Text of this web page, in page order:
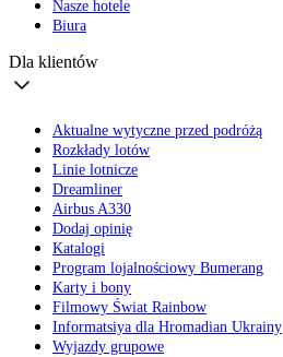
Nasze hotele
Biura
Dla klientów
Aktualne wytyczne przed podróżą
Rozkłady lotów
Linie lotnicze
Dreamliner
Airbus A330
Dodaj opinię
Katalogi
Program lojalnościowy Bumerang
Karty i bony
Filmowy Świat Rainbow
Informatsiya dla Hromadian Ukrainy
Wyjazdy grupowe